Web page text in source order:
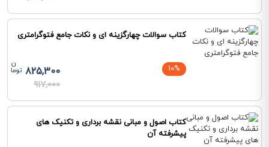
کتاب سوالات چهارگزینه ای و نکات جامع فتوگرامتری
10%
825,300
917,000
کتاب اصول و مبانی نقشه برداری و تکنیک های
پیشرفته آن